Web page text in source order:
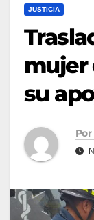
JUSTICIA
mujer
su
Por